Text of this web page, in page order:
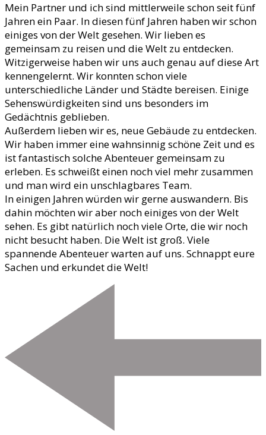
Mein Partner und ich sind mittlerweile schon seit fünf
Jahren ein Paar. In diesen fünf Jahren haben wir schon
einiges von der Welt gesehen. Wir lieben es
gemeinsam zu reisen und die Welt zu entdecken.
Witzigerweise haben wir uns auch genau auf diese Art
kennengelernt. Wir konnten schon viele
unterschiedliche Länder und Städte bereisen. Einige
Sehenswürdigkeiten sind uns besonders im
Gedächtnis geblieben.
Außerdem lieben wir es, neue Gebäude zu entdecken.
Wir haben immer eine wahnsinnig schöne Zeit und es
ist fantastisch solche Abenteuer gemeinsam zu
erleben. Es schweißt einen noch viel mehr zusammen
und man wird ein unschlagbares Team.
In einigen Jahren würden wir gerne auswandern. Bis
dahin möchten wir aber noch einiges von der Welt
sehen. Es gibt natürlich noch viele Orte, die wir noch
nicht besucht haben. Die Welt ist groß. Viele
spannende Abenteuer warten auf uns. Schnappt eure
Sachen und erkundet die Welt!